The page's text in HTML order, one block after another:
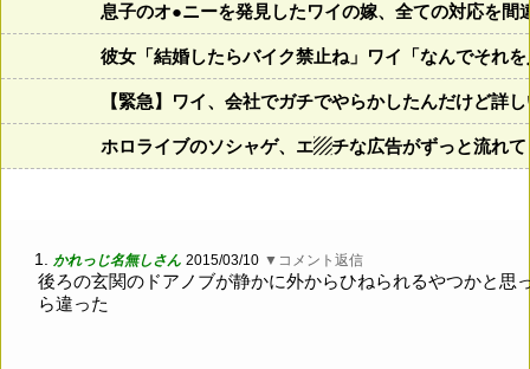
息子のオ●ニーを発見したワイの嫁、全ての対応を
彼女「結婚したらバイク禁止ね」ワイ「なんでそれ
【緊急】ワイ、会社でガチでやらかしたんだけど詳
ホロライブのソシャゲ、エ▨チな広告がずっと流れて
1. かれっじ名無しさん 2015/03/10 ▼コメント返信
後ろの玄関のドアノブが静かに外からひねられるやつかと思
ら違った